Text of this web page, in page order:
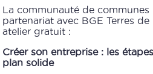
La communauté de communes
partenariat avec BGE Terres
atelier gratuit :
Créer son entreprise : les
plan solide